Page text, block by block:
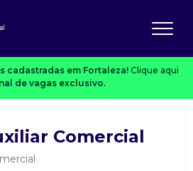
cadastradas em Fortaleza! Clique aqui
de vagas exclusivo.
Comercial